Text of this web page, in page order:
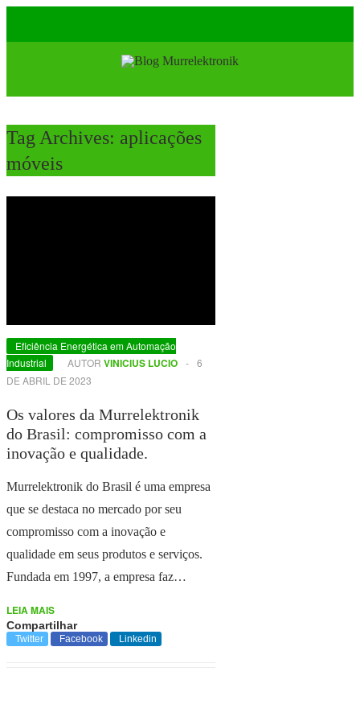
Tag Archives: aplicações
móveis
Eficiência Energética em Automação
Industrial
AUTOR VINICIUS LUCIO - 6
DE ABRIL DE 2023
Os valores da Murrelektronik
do Brasil: compromisso com a
inovação e qualidade.
Murrelektronik do Brasil é uma empresa
que se destaca no mercado por seu
compromisso com a inovação e
qualidade em seus produtos e serviços.
Fundada em 1997, a empresa faz…
LEIA MAIS
Compartilhar
Twitter Facebook Linkedin